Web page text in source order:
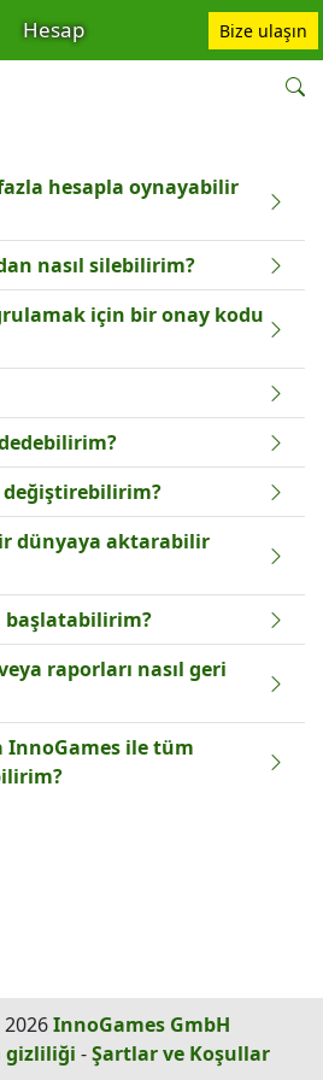
Hesap Bize ulaşın
hesapla oynayabilir
nasıl silebilirim?
için bir onay kodu
değiştirebilirim?
dünyaya aktarabilir
başlatabilirim?
raporları nasıl geri
InnoGames ile tüm
InnoGames GmbH
gizliliği -Şartlar ve Koşullar